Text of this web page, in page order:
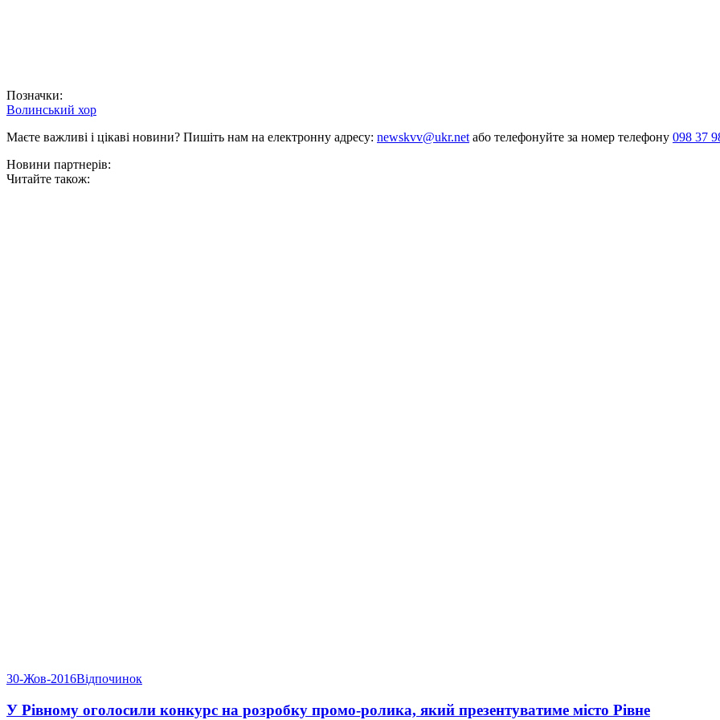
Позначки:
Волинський хор
Маєте важливі і цікаві новини? Пишіть нам на електронну адресу: newskvv@ukr.netабо телефонуйте за номер телефону 098 37
Новини партнерів:
Читайте також:
30-Жов-2016Відпочинок
У Рівному оголосили конкурс на розробку промо-ролика, який презентуватиме місто Рівне